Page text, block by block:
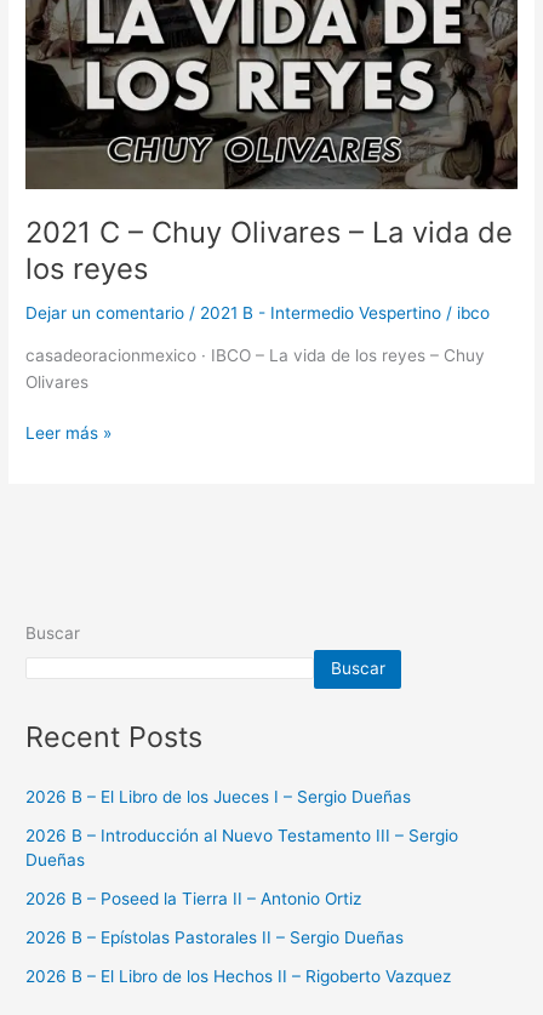
2021 C – Chuy Olivares – La vida de
los reyes
Dejar un comentario / 2021 B - Intermedio Vespertino / ibco
casadeoracionmexico · IBCO – La vida de los reyes – Chuy
Olivares
Leer más »
Buscar
Buscar
Recent Posts
2026 B – El Libro de los Jueces I – Sergio Dueñas
2026 B – Introducción al Nuevo Testamento III – Sergio
Dueñas
2026 B – Poseed la Tierra II – Antonio Ortiz
2026 B – Epístolas Pastorales II – Sergio Dueñas
2026 B – El Libro de los Hechos II – Rigoberto Vazquez